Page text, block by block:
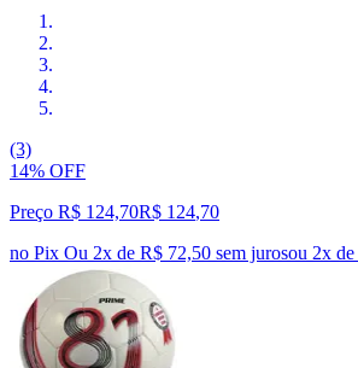
(3)
14% OFF
Preço R$ 124,70R$ 124,70
no Pix Ou 2x de R$ 72,50 sem jurosou 2x de